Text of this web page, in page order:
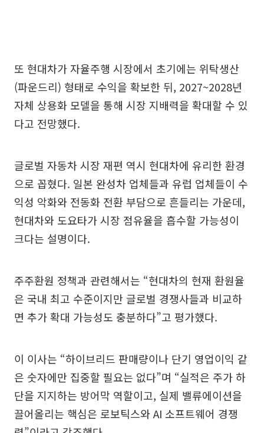
또 현대차가 자율주행 시장에서 초기에는 위탁생산
(파운드리) 형태로 수익을 확보한 뒤, 2027~2028년
자체 상용화 모델을 통해 시장 지배력을 확대할 수 있
다고 전망했다.
글로벌 자동차 시장 재편 역시 현대차에 유리한 환경
으로 꼽혔다. 일본 완성차 업체들과 유럽 업체들이 수
익성 악화와 전동화 전환 부담으로 흔들리는 가운데,
현대차와 도요타가 시장 점유율을 흡수할 가능성이
크다는 설명이다.
주주환원 정책과 관련해서는 “현대차의 현재 환원율
은 국내 최고 수준이지만 글로벌 경쟁사들과 비교하
면 추가 확대 가능성도 충분하다”고 평가했다.
이 이사는 “하이브리드 판매량이나 단기 영업이익 같
은 숫자에만 집중할 필요는 없다”며 “실적은 주가 하
단을 지지하는 방어막 역할이고, 실제 밸류에이션을
끌어올리는 핵심은 로보틱스와 AI 소프트웨어 경쟁